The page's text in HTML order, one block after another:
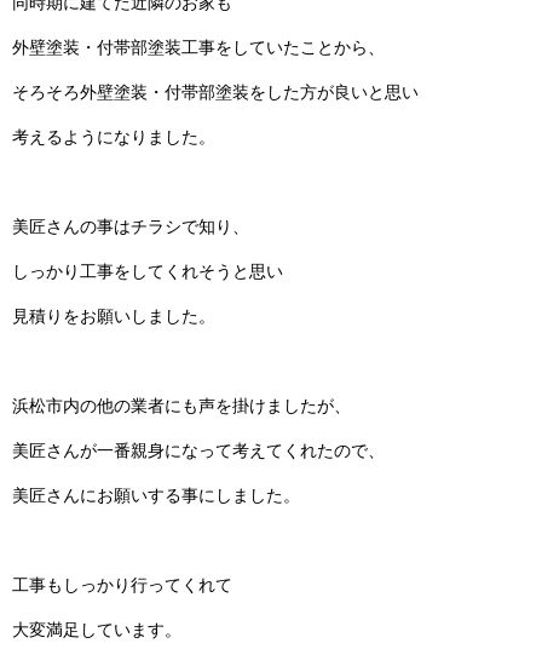
外壁塗装・付帯部塗装工事をしていたことから、
そろそろ外壁塗装・付帯部塗装をした方が良いと思い
考えるようになりました。
美匠さんの事はチラシで知り、
しっかり工事をしてくれそうと思い
見積りをお願いしました。
浜松市内の他の業者にも声を掛けましたが、
美匠さんが一番親身になって考えてくれたので、
美匠さんにお願いする事にしました。
工事もしっかり行ってくれて
大変満足しています。